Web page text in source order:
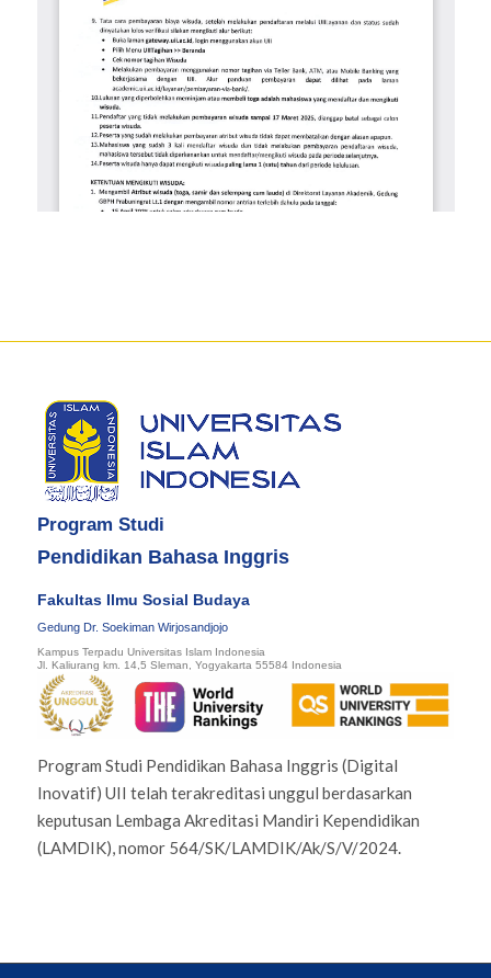
Program Studi
Pendidikan Bahasa Inggris
Fakultas Ilmu Sosial Budaya
Gedung Dr. Soekiman Wirjosandjojo
Kampus Terpadu Universitas Islam Indonesia
Jl. Kaliurang km. 14,5 Sleman, Yogyakarta 55584 Indonesia
Program Studi Pendidikan Bahasa Inggris (Digital
Inovatif) UII telah terakreditasi unggul berdasarkan
keputusan Lembaga Akreditasi Mandiri Kependidikan
(LAMDIK), nomor 564/SK/LAMDIK/Ak/S/V/2024.